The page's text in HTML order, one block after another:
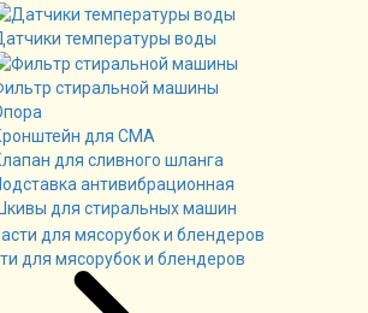
температуры воды
стиральной машины
для СМА
для сливного шланга
антивибрационная
для стиральных машин
для мясорубок и блендеров